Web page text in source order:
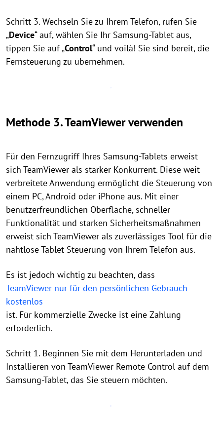
Schritt 3. Wechseln Sie zu Ihrem Telefon, rufen Sie
„Device“ auf, wählen Sie Ihr Samsung-Tablet aus,
tippen Sie auf „Control“ und voilà! Sie sind bereit, die
Fernsteuerung zu übernehmen.
Methode 3. TeamViewer verwenden
Für den Fernzugriff Ihres Samsung-Tablets erweist
sich TeamViewer als starker Konkurrent. Diese weit
verbreitete Anwendung ermöglicht die Steuerung von
einem PC, Android oder iPhone aus. Mit einer
benutzerfreundlichen Oberfläche, schneller
Funktionalität und starken Sicherheitsmaßnahmen
erweist sich TeamViewer als zuverlässiges Tool für die
nahtlose Tablet-Steuerung von Ihrem Telefon aus.
Es ist jedoch wichtig zu beachten, dass
TeamViewer nur für den persönlichen Gebrauch
kostenlos
ist. Für kommerzielle Zwecke ist eine Zahlung
erforderlich.
Schritt 1. Beginnen Sie mit dem Herunterladen und
Installieren von TeamViewer Remote Control auf dem
Samsung-Tablet, das Sie steuern möchten.